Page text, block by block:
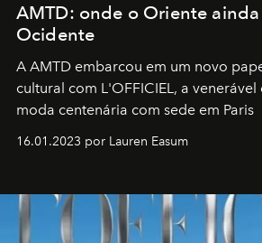
AMTD: onde o Oriente
Ocidente
A AMTD embarcou em um novo
cultural com L'OFFICIEL, a
moda centenária com sede em Paris
16.01.2023 por Lauren Easum